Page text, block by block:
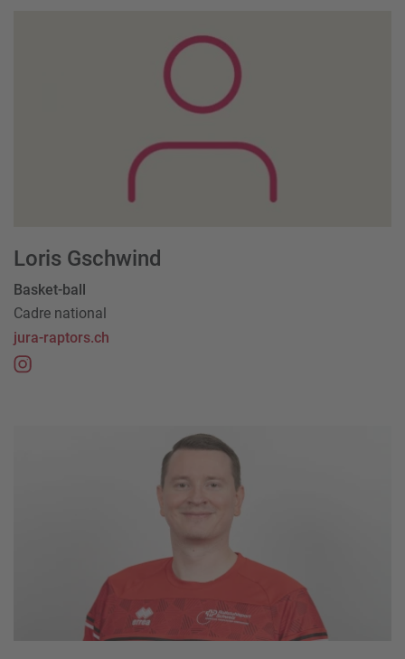
Loris Gschwind
Basket-ball
Cadre national
jura-raptors.ch